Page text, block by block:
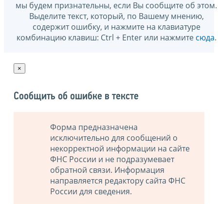
мы будем признательны, если Вы сообщите об этом.
Выделите текст, который, по Вашему мнению,
содержит ошибку, и нажмите на клавиатуре
комбинацию клавиш: Ctrl + Enter или нажмите сюда.
×
Сообщить об ошибке в тексте
Форма предназначена
исключительно для сообщений о
некорректной информации на сайте
ФНС России и не подразумевает
обратной связи. Информация
направляется редактору сайта ФНС
России для сведения.